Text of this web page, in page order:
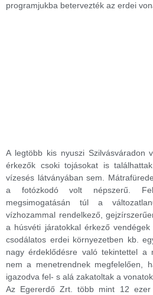
programjukba betervezték az erdei
A legtöbb kis nyuszi Szilvásváradon
érkezők csoki tojásokat is
vízesés látványában sem.
a fotózkodó volt népszerű.
megsimogatásán túl a
vízhozammal rendelkező,
a húsvéti járatokkal érkező
csodálatos erdei környezetben kb.
nagy érdeklődésre való tekintettel a
nem a menetrendnek megfelelően,
igazodva fel- s alá zakatoltak a vonatok.
Az Egererdő Zrt. több mint 12 ezer